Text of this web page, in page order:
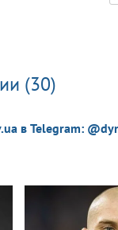
(30)
в Telegram: